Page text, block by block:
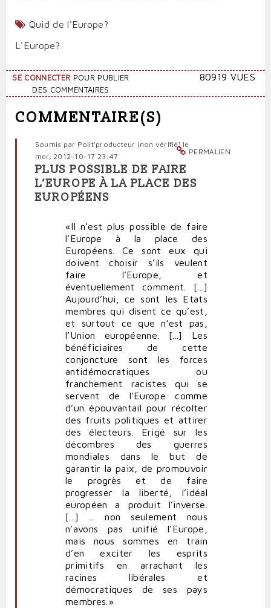
Quid de l'Europe?
L'Europe?
SE CONNECTER POUR PUBLIER
DES COMMENTAIRES
80919 VUES
COMMENTAIRE(S)
PERMALIEN
Soumis par Polit'producteur (non vérifié)le
mer, 2012-10-17 23:47
PLUS POSSIBLE DE FAIRE
L’EUROPE À LA PLACE DES
EUROPÉENS
«Il n’est plus possible de faire
l’Europe à la place des
Européens. Ce sont eux qui
doivent choisir s’ils veulent
faire l’Europe, et
éventuellement comment. [...]
Aujourd’hui, ce sont les Etats
membres qui disent ce qu’est,
et surtout ce que n’est pas,
l’Union européenne. [...] Les
bénéficiaires de cette
conjoncture sont les forces
antidémocratiques ou
franchement racistes qui se
servent de l’Europe comme
d’un épouvantail pour récolter
des fruits politiques et attirer
des électeurs. Erigé sur les
décombres des guerres
mondiales dans le but de
garantir la paix, de promouvoir
le progrès et de faire
progresser la liberté, l’idéal
européen a produit l’inverse.
[...] ... non seulement nous
n’avons pas unifié l’Europe,
mais nous sommes en train
d’en exciter les esprits
primitifs en arrachant les
racines libérales et
démocratiques de ses pays
membres.»